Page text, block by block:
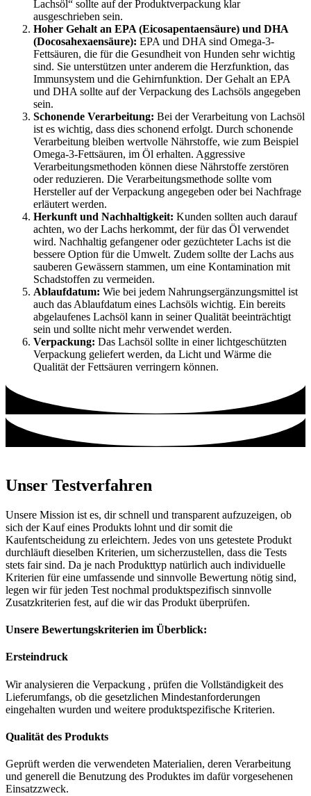
Lachsöl“ sollte auf der Produktverpackung klar
ausgeschrieben sein.
Hoher Gehalt an EPA (Eicosapentaensäure) und DHA
(Docosahexaensäure): EPA und DHA sind Omega-3-
Fettsäuren, die für die Gesundheit von Hunden sehr wichtig
sind. Sie unterstützen unter anderem die Herzfunktion, das
Immunsystem und die Gehirnfunktion. Der Gehalt an EPA
und DHA sollte auf der Verpackung des Lachsöls angegeben
sein.
Schonende Verarbeitung: Bei der Verarbeitung von Lachsöl
ist es wichtig, dass dies schonend erfolgt. Durch schonende
Verarbeitung bleiben wertvolle Nährstoffe, wie zum Beispiel
Omega-3-Fettsäuren, im Öl erhalten. Aggressive
Verarbeitungsmethoden können diese Nährstoffe zerstören
oder reduzieren. Die Verarbeitungsmethode sollte vom
Hersteller auf der Verpackung angegeben oder bei Nachfrage
erläutert werden.
Herkunft und Nachhaltigkeit: Kunden sollten auch darauf
achten, wo der Lachs herkommt, der für das Öl verwendet
wird. Nachhaltig gefangener oder gezüchteter Lachs ist die
bessere Option für die Umwelt. Zudem sollte der Lachs aus
sauberen Gewässern stammen, um eine Kontamination mit
Schadstoffen zu vermeiden.
Ablaufdatum: Wie bei jedem Nahrungsergänzungsmittel ist
auch das Ablaufdatum eines Lachsöls wichtig. Ein bereits
abgelaufenes Lachsöl kann in seiner Qualität beeinträchtigt
sein und sollte nicht mehr verwendet werden.
Verpackung: Das Lachsöl sollte in einer lichtgeschützten
Verpackung geliefert werden, da Licht und Wärme die
Qualität der Fettsäuren verringern können.
Unser Testverfahren
Unsere Mission ist es, dir schnell und transparent aufzuzeigen, ob
sich der Kauf eines Produkts lohnt und dir somit die
Kaufentscheidung zu erleichtern. Jedes von uns getestete Produkt
durchläuft dieselben Kriterien, um sicherzustellen, dass die Tests
stets fair sind. Da je nach Produkttyp natürlich auch individuelle
Kriterien für eine umfassende und sinnvolle Bewertung nötig sind,
legen wir für jeden Test nochmal produktspezifisch sinnvolle
Zusatzkriterien fest, auf die wir das Produkt überprüfen.
Unsere Bewertungskriterien im Überblick:
Ersteindruck
Wir analysieren die Verpackung , prüfen die Vollständigkeit des
Lieferumfangs, ob die gesetzlichen Mindestanforderungen
eingehalten wurden und weitere produktspezifische Kriterien.
Qualität des Produkts
Geprüft werden die verwendeten Materialien, deren Verarbeitung
und generell die Benutzung des Produktes im dafür vorgesehenen
Einsatzzweck.